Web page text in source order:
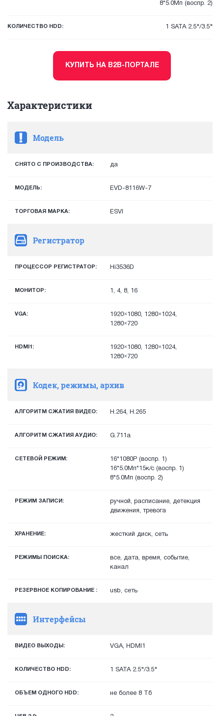
8*5.0Мп (воспр. 2)
КОЛИЧЕСТВО HDD: 1 SATA 2.5"/3.5"
КУПИТЬ НА B2B-ПОРТАЛЕ
Характеристики
Модель
СНЯТО С ПРОИЗВОДСТВА: да
МОДЕЛЬ: EVD-8116W-7
ТОРГОВАЯ МАРКА: ESVI
Регистратор
ПРОЦЕССОР РЕГИСТРАТОР: Hi3536D
МОНИТОР: 1, 4, 8, 16
VGA:
1920×1080, 1280×1024,
1280×720
HDMI1:
1920×1080, 1280×1024,
1280×720
Кодек, режимы, архив
АЛГОРИТМ СЖАТИЯ ВИДЕО: H.264, H.265
АЛГОРИТМ СЖАТИЯ АУДИО: G.711a
СЕТЕВОЙ РЕЖИМ:
16*1080P (воспр. 1)
16*5.0Мп*15к/с (воспр. 1)
8*5.0Мп (воспр. 2)
РЕЖИМ ЗАПИСИ:
ручной, расписание, детекция
движения, тревога
ХРАНЕНИЕ: жесткий диск, сеть
РЕЖИМЫ ПОИСКА:
все, дата, время, событие,
канал
РЕЗЕРВНОЕ КОПИРОВАНИЕ : usb, сеть
Интерфейсы
ВИДЕО ВЫХОДЫ: VGA, HDMI1
КОЛИЧЕСТВО HDD: 1 SATA 2.5"/3.5"
ОБЪЕМ ОДНОГО HDD: не более 8 Тб